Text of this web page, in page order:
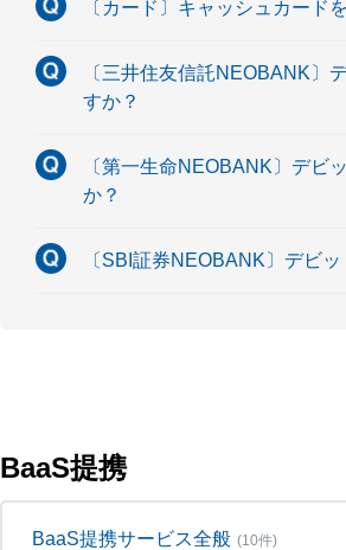
〔カード〕キャッシュカード
〔三井住友信託NEOBANK〕
すか？
〔第一生命NEOBANK〕デビ
か？
〔SBI証券NEOBANK〕デビ
BaaS提携
BaaS提携サービス全般 (10件)